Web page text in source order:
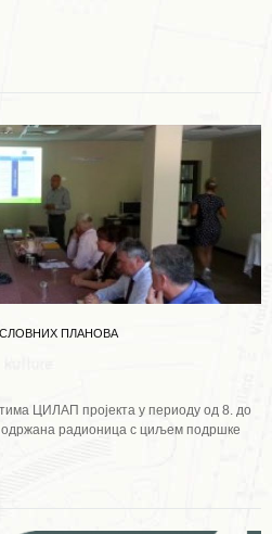
ПЛАНОВА
ЦИЛАП пројекта у периоду од 8. до
одржана радионица с циљем подршке
...